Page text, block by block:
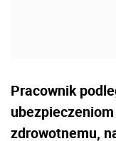
Pracownik
zdrowotnemu,